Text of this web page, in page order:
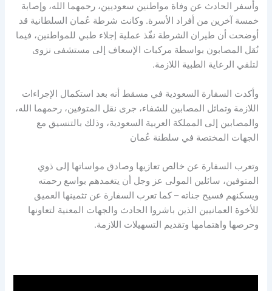
وأسفر الحادث عن وفاة مواطنين سعوديين، رحمهما الله، وإصابة
خمسة آخرين من أفراد الأسرة. وكانت شرطة عُمان السلطانية قد
أوضحت أن طيران الشرطة نفّذ عملية إجلاء طبي للمواطنين، فيما
نُقل المصابون بواسطة مركبات الإسعاف إلى مستشفى نزوى
لتلقي الرعاية الطبية اللازمة.
وأكدت السفارة السعودية في مسقط أنه بعد استكمال الإجراءات
اللازمة وتماثل المصابين للشفاء، جرى نقل المتوفين، رحمهما الله،
والمصابين إلى المملكة العربية السعودية، وذلك بالتنسيق مع
الجهات المختصة في سلطنة عُمان
وتعرب السفارة عن خالص تعازيها وصادق مواساتها إلى ذوي
المتوفين، سائلين المولى عز وجل أن يتغمدهم بواسع رحمته
ويسكنهم فسيح جناته – كما تعرب السفارة عن تثمينها العميق
للأخوة العمانيين الذين باشروا الحادث والجهات المعنية لتعاونها
وحرصها واهتمامها وتقديم التسهيلات اللازمة.